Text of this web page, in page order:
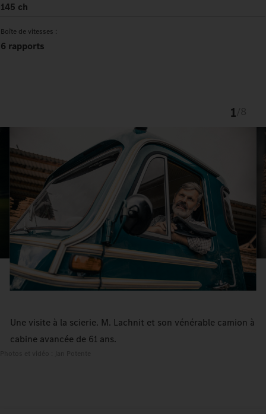
145 ch
Boîte de vitesses :
6 rapports
1
Une visite à la scierie. M. Lachnit et son vénérable camion à
cabine avancée de 61 ans.